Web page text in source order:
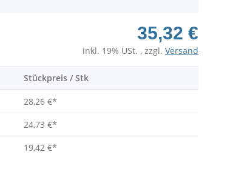
35,32 €
inkl. 19% USt. , zzgl. Versand
Stückpreis / Stk
28,26 €*
24,73 €*
19,42 €*